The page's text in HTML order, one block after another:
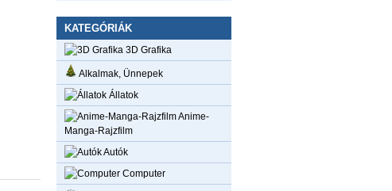
KATEGÓRIÁK
3D Grafika
Alkalmak, Ünnepek
Állatok
Anime-
Manga-Rajzfilm
Autók
Computer